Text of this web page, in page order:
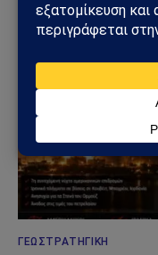
ΓΕΩΣΤΡΑΤΗΓΙΚΉ